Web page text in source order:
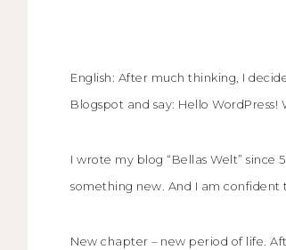
English: After much thinking, I
Blogspot and say: Hello
I wrote my blog “Bellas Welt”
something new. And I am confident
New chapter – new period of life.